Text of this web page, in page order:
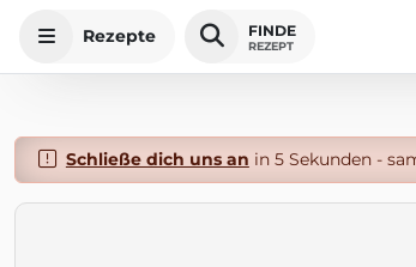
Rezepte FINDE
REZEPT
Schließe dich uns an in 5 Sekunden -